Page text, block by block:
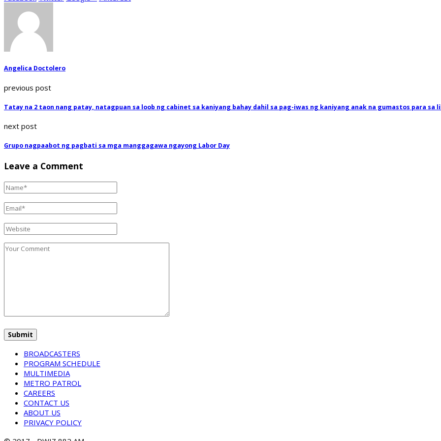
Angelica Doctolero
previous post
Tatay na 2 taon nang patay, natagpuan sa loob ng cabinet sa kaniyang bahay dahil sa pag-iwas ng kaniyang anak na gumastos para sa
next post
Grupo nagpaabot ng pagbati sa mga manggagawa ngayong Labor Day
Leave a Comment
BROADCASTERS
PROGRAM SCHEDULE
MULTIMEDIA
METRO PATROL
CAREERS
CONTACT US
ABOUT US
PRIVACY POLICY